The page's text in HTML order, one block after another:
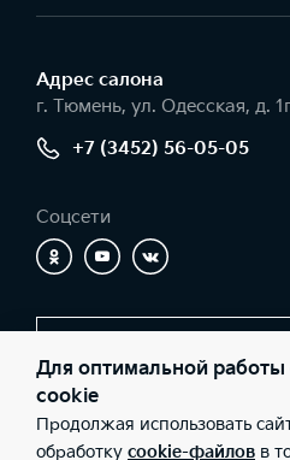
Адрес салонa
г. Тюмень, ул. Одесская, д.
+7 (3452) 56-05-05
Соцсети
© 2026 Юридические лица ООО
Для оптимальной работы
cookie
Продолжая использовать
обработку cookie-файлов в